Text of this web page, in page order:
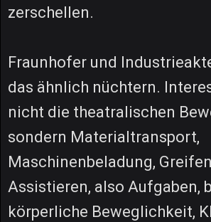
zerschellen.
Fraunhofer und
das ähnlich nüchtern.
nicht die theatralischen
sondern Materialtransport,
Maschinenbeladung,
Assistieren, also Aufgaben,
körperliche Beweglichkeit,